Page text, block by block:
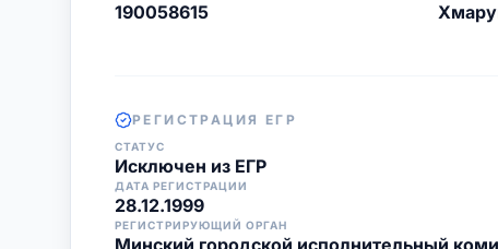
190058615
РЕГИСТРАЦИЯ ЕГР
СТАТУС
Исключен из ЕГР
ДАТА РЕГИСТРАЦИИ
28.12.1999
РЕГИСТРИРУЮЩИЙ ОРГАН
Минский городской исполнительный